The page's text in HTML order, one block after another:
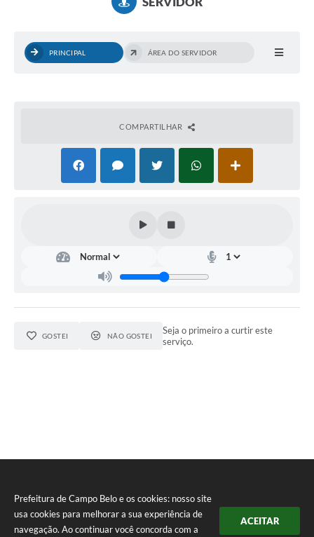
Prefeitura de Campo Belo e os cookies: nosso site
usa cookies para melhorar a sua experiência de
navegação. Ao continuar você concorda com a
ACEITAR
PRINCIPAL ÁREA DO SERVIDOR
COMPARTILHAR
GOSTEI NÃO GOSTEI
Seja o primeiro a curtir este
serviço.